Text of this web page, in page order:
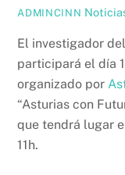
ADMINCINN
El investigador
participará el día
organizado por
“Asturias con
que tendrá lugar
11h.